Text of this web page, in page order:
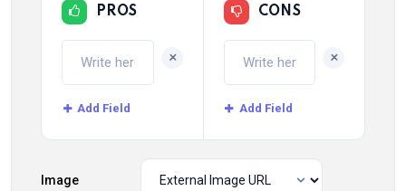
PROS
+
Add Field
CONS
+
Add Field
Image